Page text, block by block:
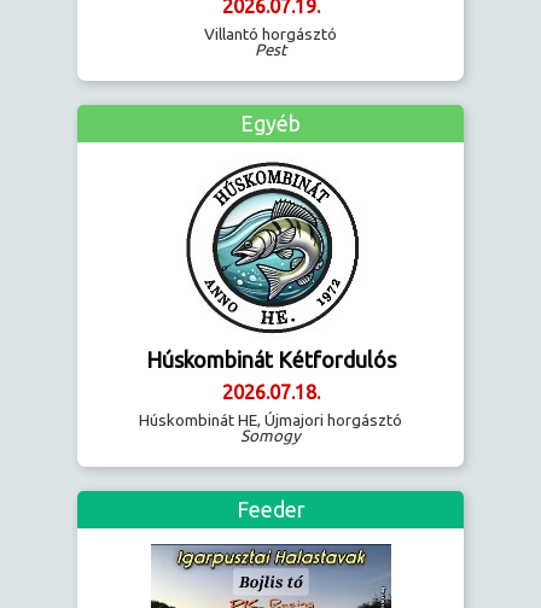
2026.07.19.
Villantó horgásztó
Pest
Egyéb
Húskombinát Kétfordulós
2026.07.18.
Húskombinát HE, Újmajori horgásztó
Somogy
Feeder